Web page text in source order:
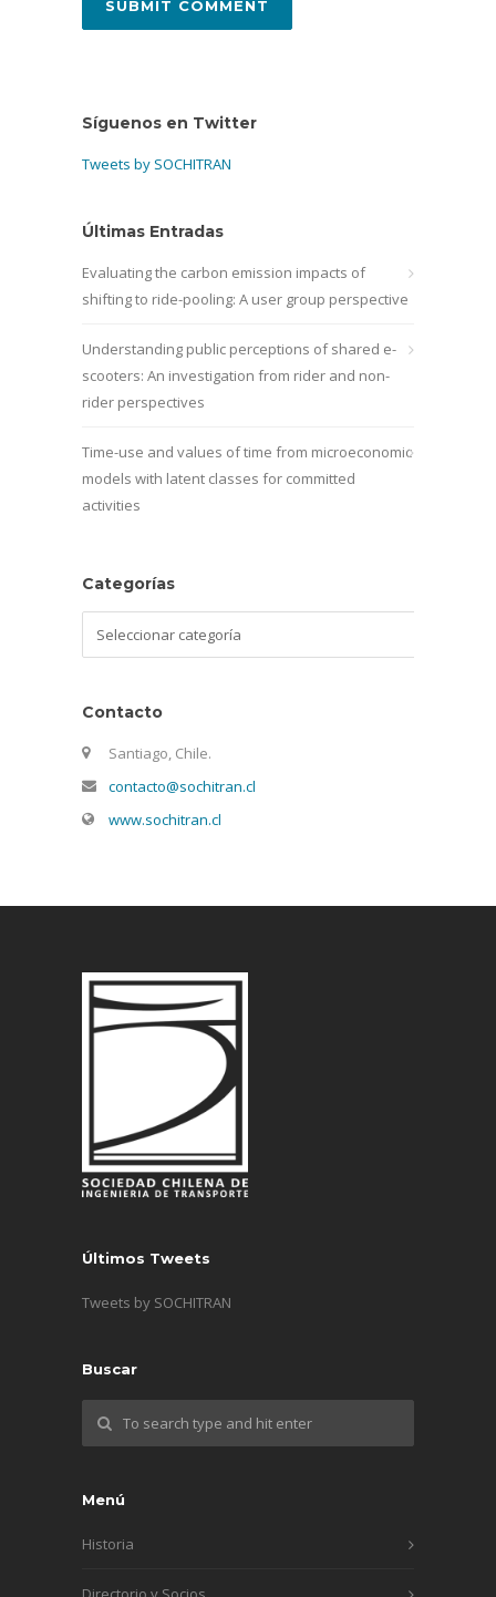
Síguenos en Twitter
Tweets by SOCHITRAN
Últimas Entradas
Evaluating the carbon emission impacts of
shifting to ride-pooling: A user group perspective
Understanding public perceptions of shared e-
scooters: An investigation from rider and non-
rider perspectives
Time-use and values of time from microeconomic
models with latent classes for committed
activities
Categorías
Contacto
Santiago, Chile.
contacto@sochitran.cl
www.sochitran.cl
Últimos Tweets
Tweets by SOCHITRAN
Buscar
Menú
Historia